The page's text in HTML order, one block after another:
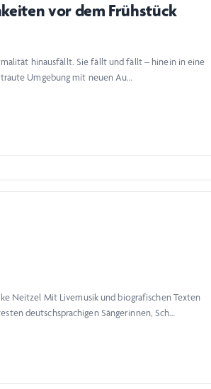
vor dem Frühstück
hinausfällt. Sie fällt und fällt – hinein in eine
Umgebung mit neuen Au…
Neitzel Mit Livemusik und biografischen Texten
deutschsprachigen Sängerinnen, Sch…